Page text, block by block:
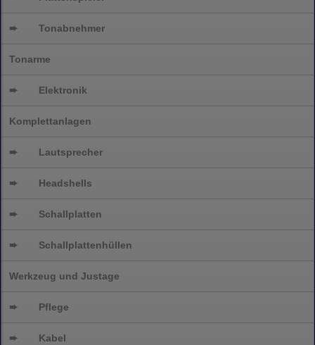
➨ Tonabnehmer
Tonarme
➨ Elektronik
Komplettanlagen
➨ Lautsprecher
➨ Headshells
➨ Schallplatten
➨ Schallplattenhüllen
Werkzeug und Justage
➨ Pflege
➨ Kabel